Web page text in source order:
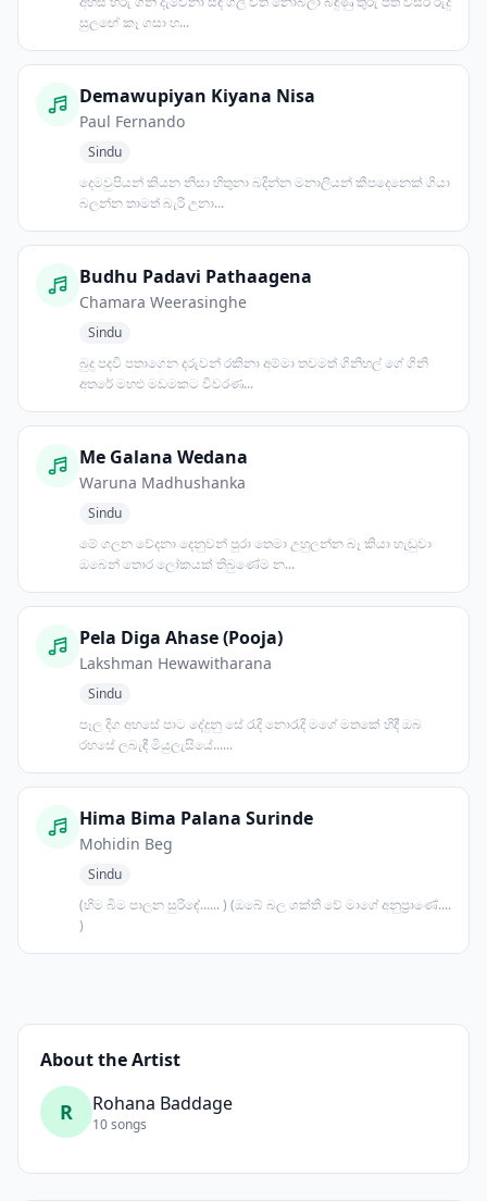
සුලඟේ කෑ ගසා හ...
Demawupiyan Kiyana Nisa
Paul Fernando
Sindu
දෙමවුපියන් කියන නිසා හිතුනා බදින්න මනාලියන් කීපදෙනෙක් ගියා
බලන්න තාමත් බැරි උනා...
Budhu Padavi Pathaagena
Chamara Weerasinghe
Sindu
බුදු පදවි පතාගෙන දරුවන් රකිනා අම්මා තවමත් ගිනිහල් ගේ ගිනි
අතරේ මහළු මඩමකට විවරණ...
Me Galana Wedana
Waruna Madhushanka
Sindu
මේ ගලන වේදනා දෙනුවන් පුරා තෙමා උහුලන්න බෑ කියා හැඬුවා
ඔබෙන් තොර ලෝකයක් තිබුණේම න...
Pela Diga Ahase (Pooja)
Lakshman Hewawitharana
Sindu
පෑල දිග අහසේ පාට දේදුනු සේ රැදි නොරැදි මගේ මතකේ හිදී ඔබ
රහසේ ලබැඳී මියුලැසියේ......
Hima Bima Palana Surinde
Mohidin Beg
Sindu
(හිම බිම පාලන සුරිඳේ...... ) (ඔබේ බල ශක්ති වේ මාගේ අනුප්‍රාණේ....
)
About the Artist
R Rohana Baddage
10 songs